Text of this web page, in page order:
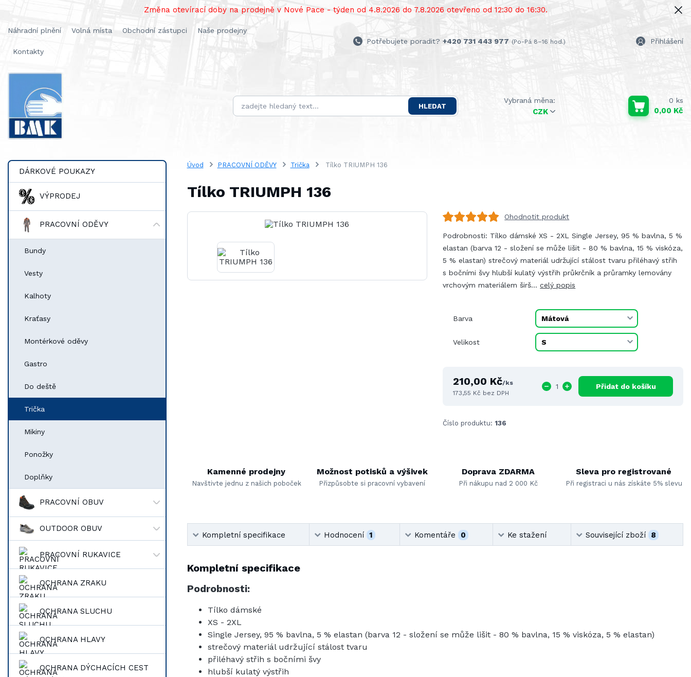
Změna otevírací doby na prodejně v Nové Pace - týden od 4.8.2026 do 7.8.2026 otevřeno od 12:30 do 16:30.
Náhradní plnění Volná místa Obchodní zástupci Naše prodejny
Kontakty
CZK
Přihlášení
HLEDAT
Potřebujete poradit? +420 731 443 977 (Po-Pá 8–16 hod.)
0 ks
0,00 Kč
DÁRKOVÉ POUKAZY
VÝPRODEJ
PRACOVNÍ ODĚVY
Bundy
Vesty
Kalhoty
Kraťasy
Montérkové oděvy
Gastro
Do deště
Trička
Mikiny
Ponožky
Doplňky
PRACOVNÍ OBUV
OUTDOOR OBUV
PRACOVNÍ RUKAVICE
OCHRANA ZRAKU
OCHRANA SLUCHU
OCHRANA HLAVY
OCHRANA DÝCHACÍCH CEST
Úvod PRACOVNÍ ODĚVY Trička Tílko TRIUMPH 136
Tílko TRIUMPH 136
Ohodnotit produkt
Podrobnosti: Tílko dámské XS - 2XL Single Jersey, 95 % bavlna, 5 %
elastan (barva 12 - složení se může lišit - 80 % bavlna, 15 % viskóza,
5 % elastan) strečový materiál udržující stálost tvaru přiléhavý střih
s bočními švy hlubší kulatý výstřih průkrčník a průramky lemovány
vrchovým materiálem širš...celý popis
Barva
Velikost
210,00 Kč/ks
173,55 Kč bez DPH
Přidat do košíku
Číslo produktu: 136
Kamenné prodejny
Navštivte jednu z našich poboček
Možnost potisků a výšivek
Přizpůsobte si pracovní vybavení
Doprava ZDARMA
Při nákupu nad 2 000 Kč
Sleva pro registrované
Při registraci u nás získáte 5% slevu
Kompletní specifikace Hodnocení 1 Komentáře 0 Ke stažení Související zboží 8
Kompletní specifikace
Podrobnosti:
Tílko dámské
XS - 2XL
Single Jersey, 95 % bavlna, 5 % elastan (barva 12 - složení se může lišit - 80 % bavlna, 15 % viskóza, 5 % elastan)
strečový materiál udržující stálost tvaru
přiléhavý střih s bočními švy
hlubší kulatý výstřih